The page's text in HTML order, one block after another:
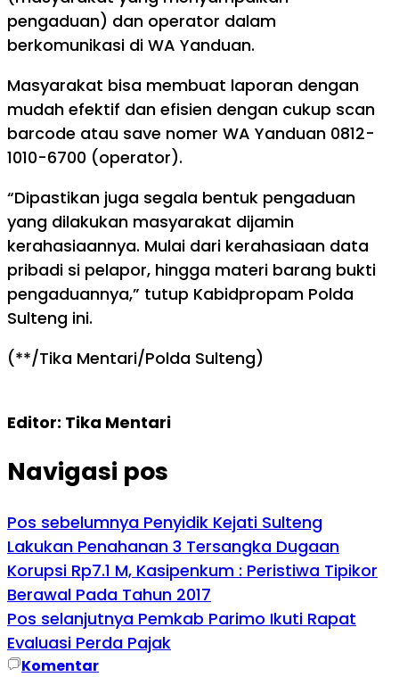
pengaduan) dan operator dalam
berkomunikasi di WA Yanduan.
Masyarakat bisa membuat laporan dengan
mudah efektif dan efisien dengan cukup scan
barcode atau save nomer WA Yanduan 0812-
1010-6700 (operator).
“Dipastikan juga segala bentuk pengaduan
yang dilakukan masyarakat dijamin
kerahasiaannya. Mulai dari kerahasiaan data
pribadi si pelapor, hingga materi barang bukti
pengaduannya,” tutup Kabidpropam Polda
Sulteng ini.
(**/Tika Mentari/Polda Sulteng)
Editor: Tika Mentari
Navigasi pos
Pos sebelumnya Penyidik Kejati Sulteng
Lakukan Penahanan 3 Tersangka Dugaan
Korupsi Rp7.1 M, Kasipenkum : Peristiwa Tipikor
Berawal Pada Tahun 2017
Pos selanjutnya Pemkab Parimo Ikuti Rapat
Evaluasi Perda Pajak
Komentar